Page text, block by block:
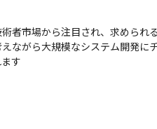
者市場から注目され、求められ
ながら大規模なシステム開発に
す